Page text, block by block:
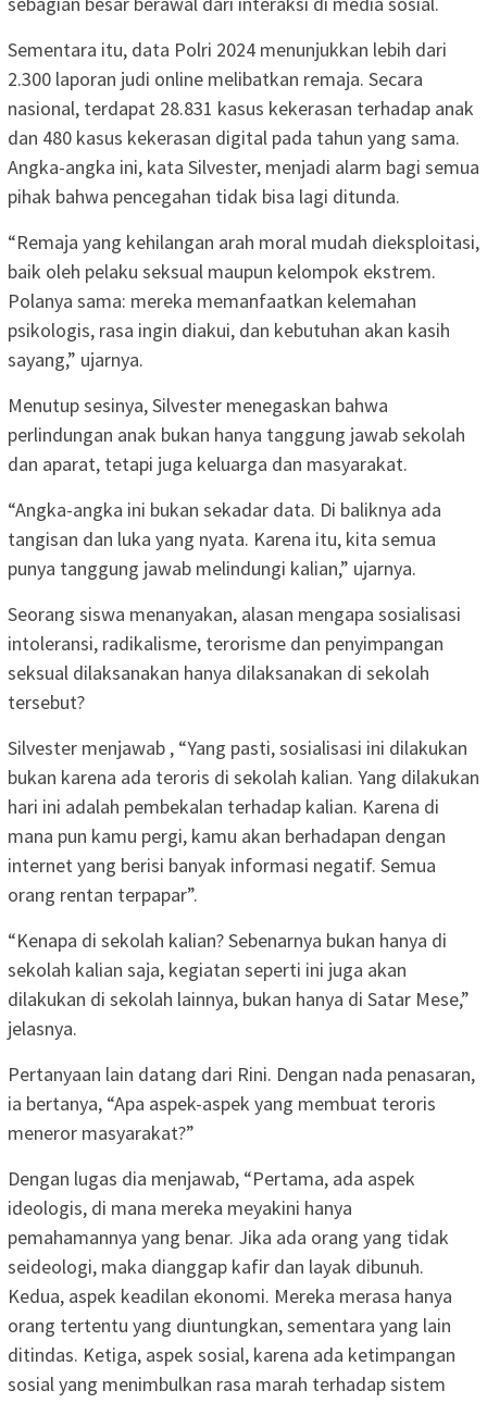
Sementara itu, data Polri 2024 menunjukkan lebih dari
2.300 laporan judi online melibatkan remaja. Secara
nasional, terdapat 28.831 kasus kekerasan terhadap anak
dan 480 kasus kekerasan digital pada tahun yang sama.
Angka-angka ini, kata Silvester, menjadi alarm bagi semua
pihak bahwa pencegahan tidak bisa lagi ditunda.
“Remaja yang kehilangan arah moral mudah dieksploitasi,
baik oleh pelaku seksual maupun kelompok ekstrem.
Polanya sama: mereka memanfaatkan kelemahan
psikologis, rasa ingin diakui, dan kebutuhan akan kasih
sayang,” ujarnya.
Menutup sesinya, Silvester menegaskan bahwa
perlindungan anak bukan hanya tanggung jawab sekolah
dan aparat, tetapi juga keluarga dan masyarakat.
“Angka-angka ini bukan sekadar data. Di baliknya ada
tangisan dan luka yang nyata. Karena itu, kita semua
punya tanggung jawab melindungi kalian,” ujarnya.
Seorang siswa menanyakan, alasan mengapa sosialisasi
intoleransi, radikalisme, terorisme dan penyimpangan
seksual dilaksanakan hanya dilaksanakan di sekolah
tersebut?
Silvester menjawab , “Yang pasti, sosialisasi ini dilakukan
bukan karena ada teroris di sekolah kalian. Yang dilakukan
hari ini adalah pembekalan terhadap kalian. Karena di
mana pun kamu pergi, kamu akan berhadapan dengan
internet yang berisi banyak informasi negatif. Semua
orang rentan terpapar”.
“Kenapa di sekolah kalian? Sebenarnya bukan hanya di
sekolah kalian saja, kegiatan seperti ini juga akan
dilakukan di sekolah lainnya, bukan hanya di Satar Mese,”
jelasnya.
Pertanyaan lain datang dari Rini. Dengan nada penasaran,
ia bertanya, “Apa aspek-aspek yang membuat teroris
meneror masyarakat?”
Dengan lugas dia menjawab, “Pertama, ada aspek
ideologis, di mana mereka meyakini hanya
pemahamannya yang benar. Jika ada orang yang tidak
seideologi, maka dianggap kafir dan layak dibunuh.
Kedua, aspek keadilan ekonomi. Mereka merasa hanya
orang tertentu yang diuntungkan, sementara yang lain
ditindas. Ketiga, aspek sosial, karena ada ketimpangan
sosial yang menimbulkan rasa marah terhadap sistem